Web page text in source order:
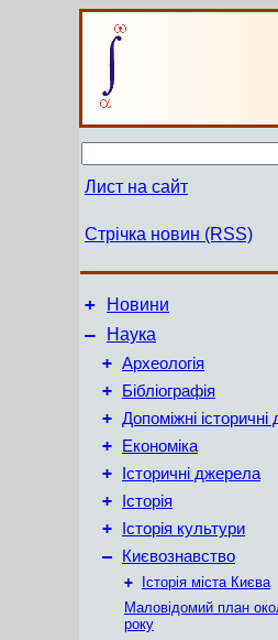
Лист на сайт
Стрічка новин (RSS)
+ Новини
–
Наука
+ Археологія
+ Бібліографія
+ Допоміжні історичні
+ Економіка
+ Історичні джерела
+ Історія
+ Історія культури
– Києвознавство
+
Історія міста Києва
Маловідомий план
року